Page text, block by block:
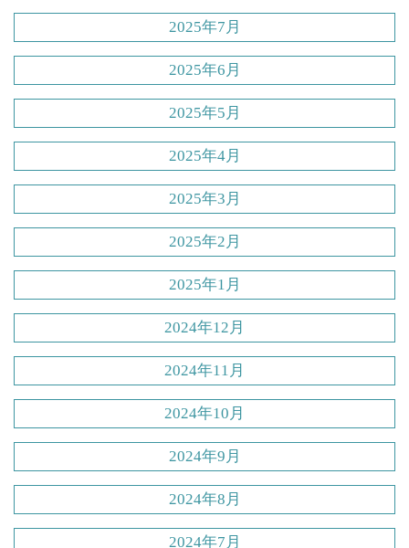
2025年7月
2025年6月
2025年5月
2025年4月
2025年3月
2025年2月
2025年1月
2024年12月
2024年11月
2024年10月
2024年9月
2024年8月
2024年7月